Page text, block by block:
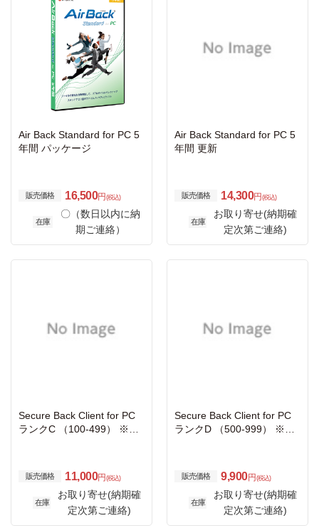
Air Back Standard for PC 5
年間 パッケージ
販売価格 16,500円 (税込)
在庫
〇（数日以内に納
期ご連絡）
Air Back Standard for PC 5
年間 更新
販売価格 14,300円 (税込)
在庫
お取り寄せ(納期確
定次第ご連絡)
Secure Back Client for PC
ランクC （100-499） ※既
販売価格 11,000円 (税込)
在庫
お取り寄せ(納期確
定次第ご連絡)
Secure Back Client for PC
ランクD （500-999） ※既
販売価格 9,900円 (税込)
在庫
お取り寄せ(納期確
定次第ご連絡)